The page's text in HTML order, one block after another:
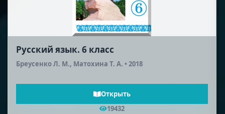
Русская литература (2-я половина XIX
века). 10 класс
Открыть
18577